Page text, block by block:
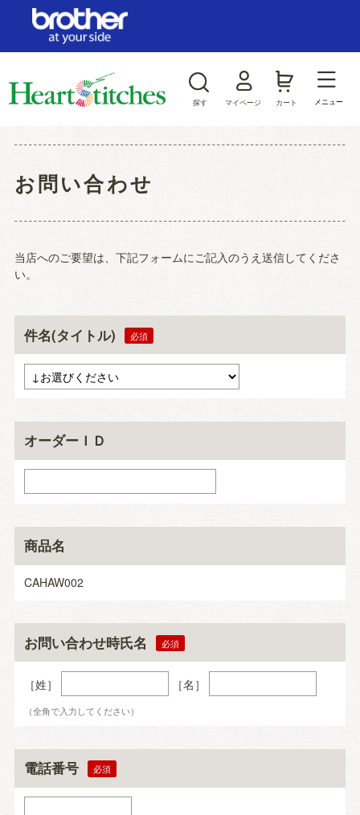
探す マイページ カート メニュー
お問い合わせ
当店へのご要望は、下記フォームにご記入のうえ送信してくださ
い。
件名(タイトル)
オーダーＩＤ
商品名
CAHAW002
お問い合わせ時氏名
［姓］ ［名］
（全角で入力してください）
電話番号
ログイン/新規会員登録
ジャンルから探す